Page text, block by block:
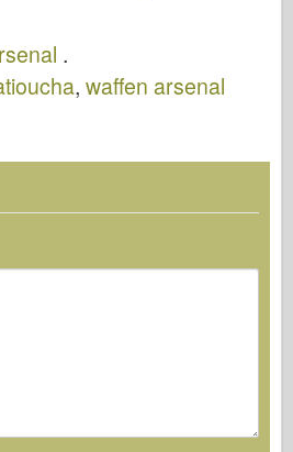
Arsenal 003
.
, waffen arsenal